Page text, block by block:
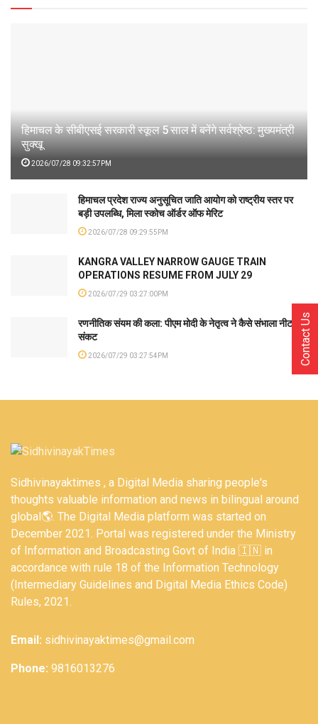
हिमाचल के सीबीएसई सरकारी स्कूल 5 साल में बनेंगे सर्वश्रेष्ठ: मुख्यमंत्री
सुक्खू
2026/07/28 09:32:57PM
हिमाचल प्रदेश राज्य अनुसूचित जाति आयोग को राष्ट्रीय स्तर पर
बड़ी उपलब्धि, मिला स्कोच ऑर्डर ऑफ मेरिट
2026/07/28 09:29:55PM
KANGRA VALLEY NARROW GAUGE TRAIN
OPERATIONS RESUME FROM JULY 29
2026/07/29 03:27:00PM
रणनीतिक संयम की कला: पीएम मोदी के नेतृत्व ने कैसे संभाला नीट
संकट
2026/07/29 03:27:54PM
Sidhivinayaktimes , a Digital Media sharing people's
thoughts valuable information and news in bilingual around
global🌎. The Digital Media platform was started on
December 2021. Portal was registered under the Ministry
of Information and Broadcasting Govt of India 🇮🇳 in
accordance with rule 18 of the Information Technology
(Intermediary Guidelines and Digital Media Ethics Code)
Rules, 2021.
Email: sidhivinayaktimes@gmail.com
Phone: 9816013276
Contact Us